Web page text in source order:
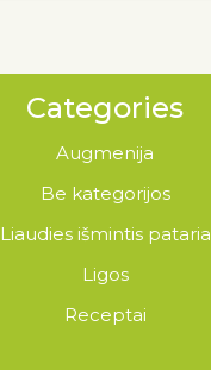
Categories
Augmenija
Be kategorijos
Liaudies išmintis pataria
Ligos
Receptai